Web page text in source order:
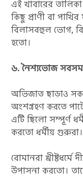
এই খাবারের
কিছু প্রাণী বা
বিলাসবহুল ভোগ,
হতো।
৬. নৈশ্যভোজ
অভিজাত ছাড়াও
অংশগ্রহণ করতে
এটি ছিলো সম্পূর্ণ
করতো ধর্মীয় গুরুরা।
রোমানরা
উপাসনা করতো।